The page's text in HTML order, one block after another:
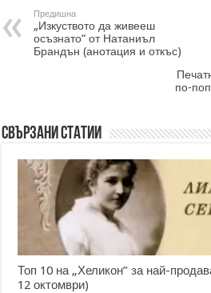
Предишна
„Изкуството да живееш
осъзнато“ от Натаниъл
Брандън (анотация и откъс)
по-
Свързани статии
Топ 10 на „Хеликон” за най-
12 октомври)